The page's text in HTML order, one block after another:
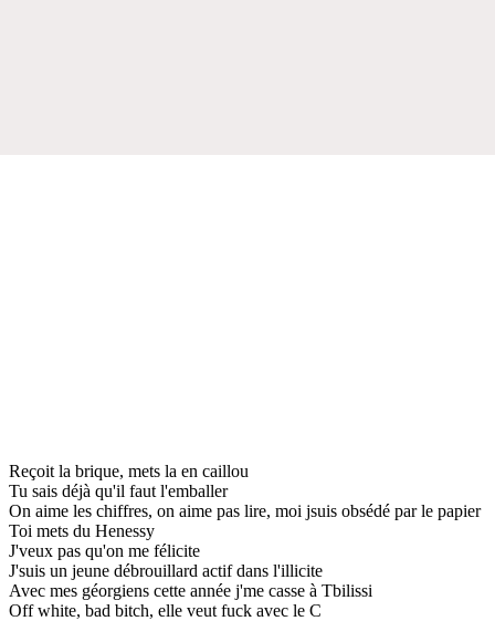
Reçoit la brique, mets la en caillou
Tu sais déjà qu'il faut l'emballer
On aime les chiffres, on aime pas lire, moi jsuis obsédé par le papier
Toi mets du Henessy
J'veux pas qu'on me félicite
J'suis un jeune débrouillard actif dans l'illicite
Avec mes géorgiens cette année j'me casse à Tbilissi
Off white, bad bitch, elle veut fuck avec le C